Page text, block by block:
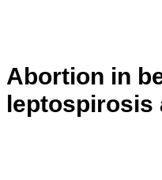
Abortion in
leptospirosis